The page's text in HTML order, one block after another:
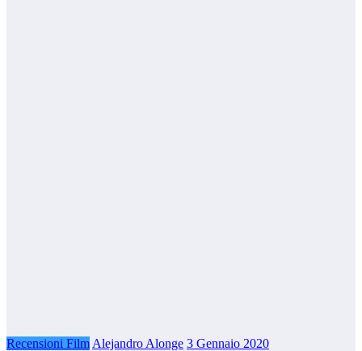
Recensioni Film Alejandro Alonge 3 Gennaio 2020